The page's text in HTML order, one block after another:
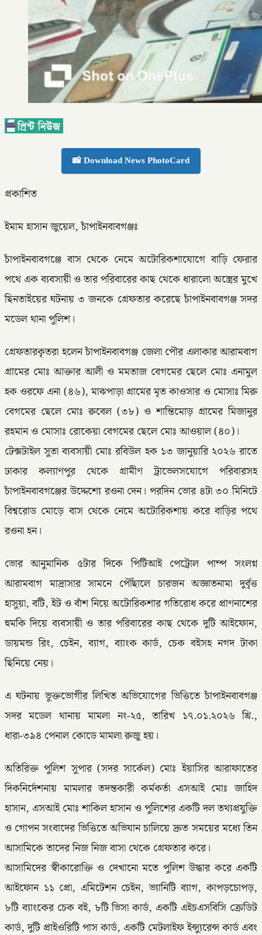
📸 Download News PhotoCard
প্রকাশিত
ইমাম হাসান জুয়েল, চাঁপাইনবাবগঞ্জঃ
চাঁপাইনবাবগঞ্জে বাস থেকে নেমে অটোরিকশাযোগে বাড়ি ফেরার
পথে এক ব্যবসায়ী ও তার পরিবারের কাছ থেকে ধারালো অস্ত্রের মুখে
ছিনতাইয়ের ঘটনায় ৩ জনকে গ্রেফতার করেছে চাঁপাইনবাবগঞ্জ সদর
মডেল থানা পুলিশ।
গ্রেফতারকৃতরা হলেন চাঁপাইনবাবগঞ্জ জেলা পৌর এলাকার আরামবাগ
গ্রামের মোঃ আক্তার আলী ও মমতাজ বেগমের ছেলে মোঃ এনামুল
হক ওরফে এনা (৪৬), মাঝপাড়া গ্রামের মৃত কাওসার ও মোসাঃ মিরু
বেগমের ছেলে মোঃ রুবেল (৩৮) ও শান্তিমোড় গ্রামের মিজানুর
রহমান ও মোসাঃ রোকেয়া বেগমের ছেলে মোঃ আওয়াল (৪০)।
টেক্সটাইল সুতা ব্যবসায়ী মোঃ রবিউল হক ১৩ জানুয়ারি ২০২৬ রাতে
ঢাকার কল্যাণপুর থেকে গ্রামীণ ট্রাভেলসযোগে পরিবারসহ
চাঁপাইনবাবগঞ্জের উদ্দেশ্যে রওনা দেন। পরদিন ভোর ৪টা ৩০ মিনিটে
বিশ্বরোড মোড়ে বাস থেকে নেমে অটোরিকশায় করে বাড়ির পথে
রওনা হন।
ভোর আনুমানিক ৫টার দিকে পিটিআই পেট্রোল পাম্প সংলগ্ন
আরামবাগ মাদ্রাসার সামনে পৌঁছালে চারজন অজ্ঞাতনামা দুর্বৃত্ত
হাসুয়া, বটি, ইট ও বাঁশ নিয়ে অটোরিকশার গতিরোধ করে প্রাণনাশের
হুমকি দিয়ে ব্যবসায়ী ও তার পরিবারের কাছ থেকে দুটি আইফোন,
ডায়মন্ড রিং, চেইন, ব্যাগ, ব্যাংক কার্ড, চেক বইসহ নগদ টাকা
ছিনিয়ে নেয়।
এ ঘটনায় ভুক্তভোগীর লিখিত অভিযোগের ভিত্তিতে চাঁপাইনবাবগঞ্জ
সদর মডেল থানায় মামলা নং-২৫, তারিখ ১৭.০১.২০২৬ খ্রি.,
ধারা-৩৯৪ পেনাল কোডে মামলা রুজু হয়।
অতিরিক্ত পুলিশ সুপার (সদর সার্কেল) মোঃ ইয়াসির আরাফাতের
দিকনির্দেশনায় মামলার তদন্তকারী কর্মকর্তা এসআই মোঃ জাহিদ
হাসান, এসআই মোঃ শাকিল হাসান ও পুলিশের একটি দল তথ্যপ্রযুক্তি
ও গোপন সংবাদের ভিত্তিতে অভিযান চালিয়ে দ্রুত সময়ের মধ্যে তিন
আসামিকে তাদের নিজ নিজ বাসা থেকে গ্রেফতার করে।
আসামিদের স্বীকারোক্তি ও দেখানো মতে পুলিশ উদ্ধার করে একটি
আইফোন ১১ প্রো, এমিটেশন চেইন, ভ্যানিটি ব্যাগ, কাপড়চোপড়,
৮টি ব্যাংকের চেক বই, ৮টি ভিসা কার্ড, একটি এইচএসবিসি ক্রেডিট
কার্ড, দুটি প্রাইওরিটি পাস কার্ড, একটি মেটলাইফ ইন্স্যুরেন্স কার্ড এবং